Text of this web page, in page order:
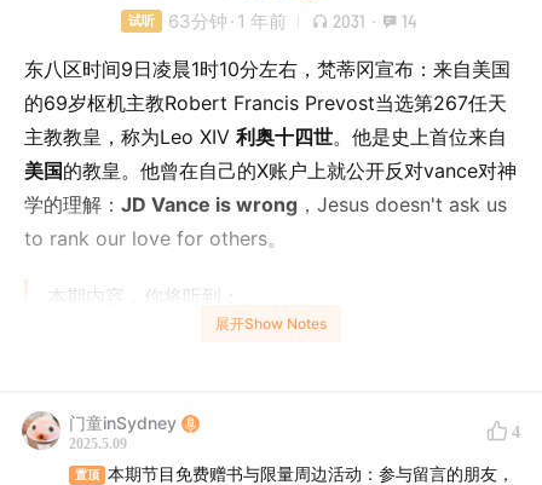
试听 63分钟 · 1 年前 2031 · 14
东八区时间9日凌晨1时10分左右，梵蒂冈宣布：来自美国
的69岁枢机主教Robert Francis Prevost当选第267任天
主教教皇，称为Leo XIV 利奥十四世。他是史上首位来自
美国的教皇。他曾在自己的X账户上就公开反对vance对神
学的理解： JD Vance is wrong ，Jesus doesn't ask us
to rank our love for others。
本期内容，你将听到：
2、天主教有哪些很棒的精神练习？
展开Show Notes
门童inSydney
2025.5.09
4
置顶
本期节目免费赠书与限量周边活动：参与留言的朋友，